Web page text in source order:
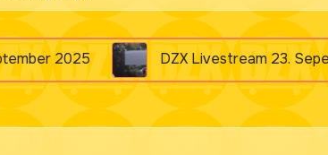
DZX Livestream 23. Sepember 2025